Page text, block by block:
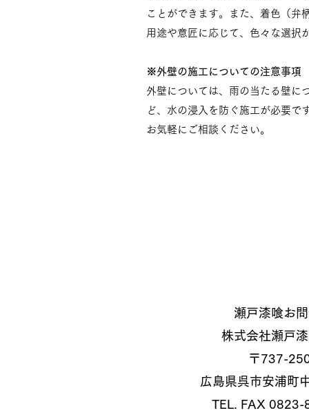
ことができます。また、着色（弁
用途や意匠に応じて、色々な選択
※外壁の施工についての注意事項
外壁については、雨の当たる壁に
ど、水の浸入を防ぐ施工が必要で
お気軽にご相談ください。
瀬戸漆喰お
株式会社瀬戸
〒737-
広島県呉市安浦町
TEL. FAX